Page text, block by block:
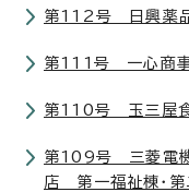
第112号 日興薬
第111号 一心商
第110号 玉三屋食
第109号 三菱電
店 第一福祉棟・第